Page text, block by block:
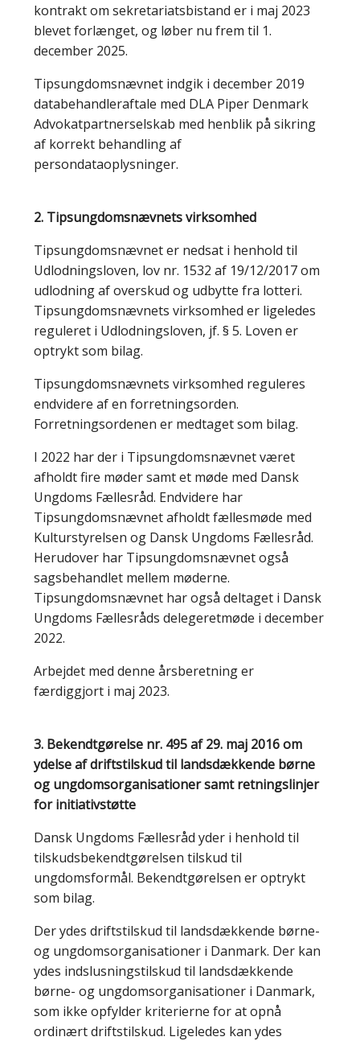
kontrakt om sekretariatsbistand er i maj 2023
blevet forlænget, og løber nu frem til 1.
december 2025.
Tipsungdomsnævnet indgik i december 2019
databehandleraftale med DLA Piper Denmark
Advokatpartnerselskab med henblik på sikring
af korrekt behandling af
persondataoplysninger.
2. Tipsungdomsnævnets virksomhed
Tipsungdomsnævnet er nedsat i henhold til
Udlodningsloven, lov nr. 1532 af 19/12/2017 om
udlodning af overskud og udbytte fra lotteri.
Tipsungdomsnævnets virksomhed er ligeledes
reguleret i Udlodningsloven, jf. § 5. Loven er
optrykt som bilag.
Tipsungdomsnævnets virksomhed reguleres
endvidere af en forretningsorden.
Forretningsordenen er medtaget som bilag.
I 2022 har der i Tipsungdomsnævnet været
afholdt fire møder samt et møde med Dansk
Ungdoms Fællesråd. Endvidere har
Tipsungdomsnævnet afholdt fællesmøde med
Kulturstyrelsen og Dansk Ungdoms Fællesråd.
Herudover har Tipsungdomsnævnet også
sagsbehandlet mellem møderne.
Tipsungdomsnævnet har også deltaget i Dansk
Ungdoms Fællesråds delegeretmøde i december
2022.
Arbejdet med denne årsberetning er
færdiggjort i maj 2023.
3. Bekendtgørelse nr. 495 af 29. maj 2016 om
ydelse af driftstilskud til landsdækkende børne
og ungdomsorganisationer samt retningslinjer
for initiativstøtte
Dansk Ungdoms Fællesråd yder i henhold til
tilskudsbekendtgørelsen tilskud til
ungdomsformål. Bekendtgørelsen er optrykt
som bilag.
Der ydes driftstilskud til landsdækkende børne-
og ungdomsorganisationer i Danmark. Der kan
ydes indslusningstilskud til landsdækkende
børne- og ungdomsorganisationer i Danmark,
som ikke opfylder kriterierne for at opnå
ordinært driftstilskud. Ligeledes kan ydes